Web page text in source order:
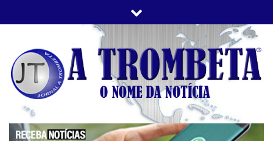
to
JORNAL A TROMBETA
O Nome da Notícia